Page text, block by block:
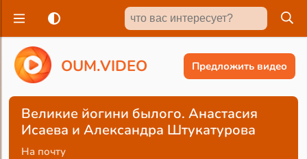
OUM.VIDEO Предложить видео
Великие йогини былого. Анастасия
Исаева и Александра Штукатурова
На почту